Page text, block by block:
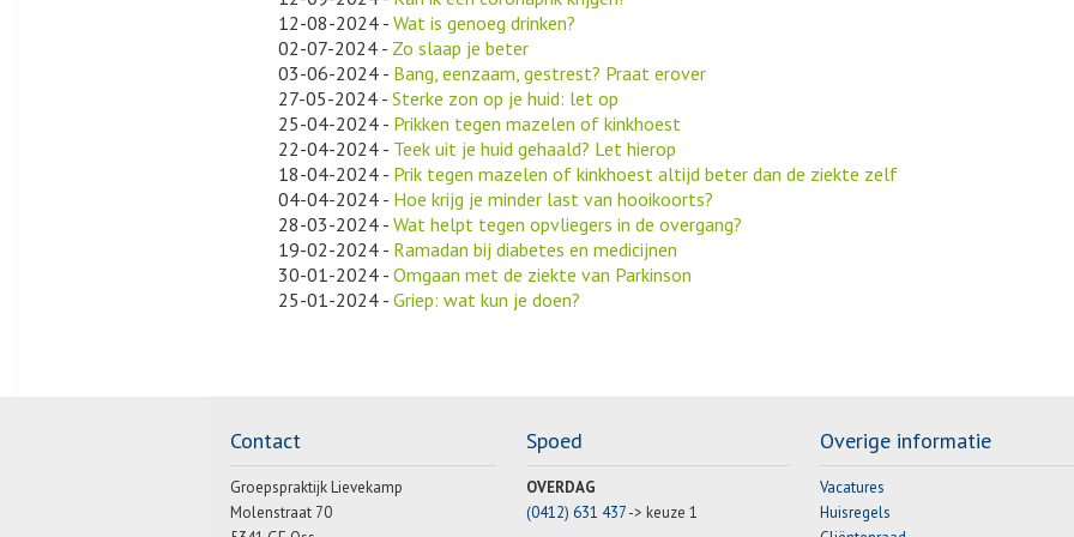
12-08-2024 - Wat is genoeg drinken?
02-07-2024 - Zo slaap je beter
03-06-2024 - Bang, eenzaam, gestrest? Praat erover
27-05-2024 - Sterke zon op je huid: let op
25-04-2024 - Prikken tegen mazelen of kinkhoest
22-04-2024 - Teek uit je huid gehaald? Let hierop
18-04-2024 - Prik tegen mazelen of kinkhoest altijd beter dan de ziekte zelf
04-04-2024 - Hoe krijg je minder last van hooikoorts?
28-03-2024 - Wat helpt tegen opvliegers in de overgang?
19-02-2024 - Ramadan bij diabetes en medicijnen
30-01-2024 - Omgaan met de ziekte van Parkinson
25-01-2024 - Griep: wat kun je doen?
Contact
Groepspraktijk Lievekamp
Molenstraat 70
Spoed
OVERDAG
(0412) 631 437-> keuze 1
Overige informatie
Vacatures
Huisregels